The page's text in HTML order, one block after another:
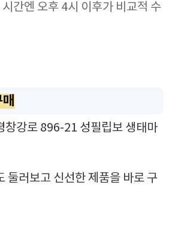
간엔 오후 4시 이후가 비교적 수
창강로 896-21 성필립보 생태마
둘러보고 신선한 제품을 바로 구